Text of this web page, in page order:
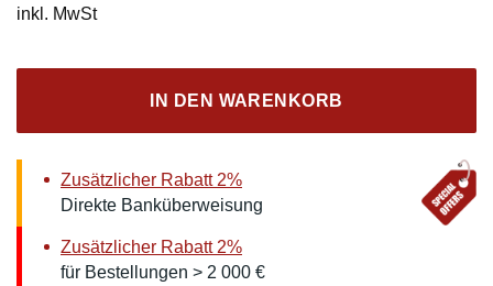
inkl. MwSt
IN DEN WARENKORB
Zusätzlicher Rabatt 2%
Direkte Banküberweisung
Zusätzlicher Rabatt 2%
für Bestellungen > 2 000 €